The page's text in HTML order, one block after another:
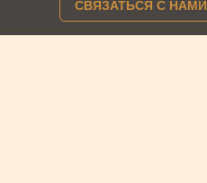
СВЯЗАТЬСЯ С НАМИ